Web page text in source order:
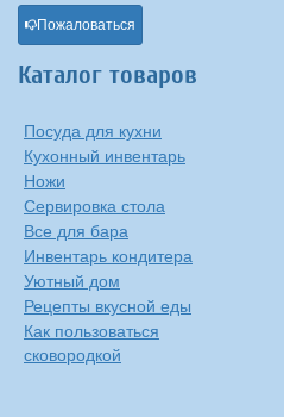
Пожаловаться
Каталог товаров
Посуда для кухни
Кухонный инвентарь
Ножи
Сервировка стола
Все для бара
Инвентарь кондитера
Уютный дом
Рецепты вкусной еды
Как пользоваться
сковородкой